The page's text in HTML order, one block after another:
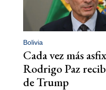
Bolivia
Cada vez más
Rodrigo Paz
de Trump